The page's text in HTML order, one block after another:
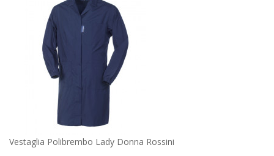
Vestaglia Polibrembo Lady Donna Rossini